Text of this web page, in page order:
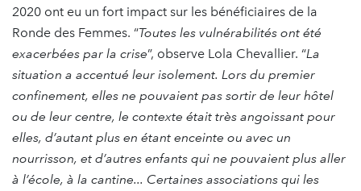
2020 ont eu un fort impact sur les bénéficiaires de la
Ronde des Femmes. “Toutes les vulnérabilités ont été
exacerbées par la crise”, observe Lola Chevallier. “La
situation a accentué leur isolement. Lors du premier
confinement, elles ne pouvaient pas sortir de leur hôtel
ou de leur centre, le contexte était très angoissant pour
elles, d’autant plus en étant enceinte ou avec un
nourrisson, et d’autres enfants qui ne pouvaient plus aller
à l’école, à la cantine... Certaines associations qui les